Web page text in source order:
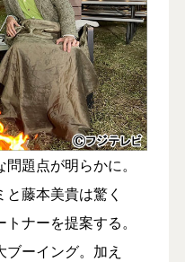
題点が明らかに。
藤本美貴は驚く
ナーを提案する。
ーイング。加え